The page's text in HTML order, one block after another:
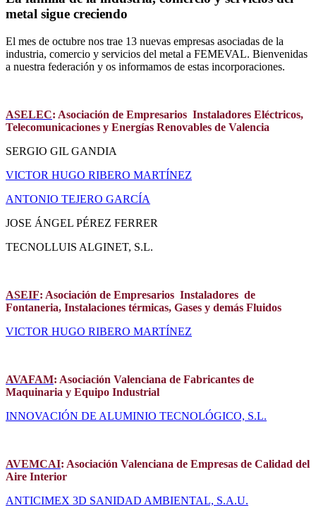
metal sigue creciendo
El mes de octubre nos trae 13 nuevas empresas asociadas de la
industria, comercio y servicios del metal a FEMEVAL. Bienvenidas
a nuestra federación y os informamos de estas incorporaciones.
ASELEC: Asociación de Empresarios Instaladores Eléctricos,
Telecomunicaciones y Energías Renovables de Valencia
SERGIO GIL GANDIA
VICTOR HUGO RIBERO MARTÍNEZ
ANTONIO TEJERO GARCÍA
JOSE ÁNGEL PÉREZ FERRER
TECNOLLUIS ALGINET, S.L.
ASEIF: Asociación de Empresarios Instaladores de
Fontaneria, Instalaciones térmicas, Gases y demás Fluidos
VICTOR HUGO RIBERO MARTÍNEZ
AVAFAM: Asociación Valenciana de Fabricantes de
Maquinaria y Equipo Industrial
INNOVACIÓN DE ALUMINIO TECNOLÓGICO, S.L.
AVEMCAI: Asociación Valenciana de Empresas de Calidad del
Aire Interior
ANTICIMEX 3D SANIDAD AMBIENTAL, S.A.U.